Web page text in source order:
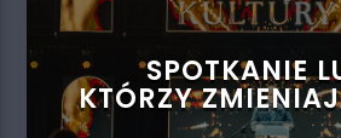
SPOTKANIE
KTÓRZY